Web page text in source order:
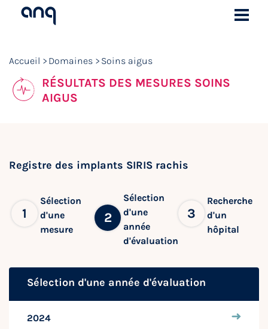
Accueil Domaines Soins aigus
RÉSULTATS DES MESURES SOINS
AIGUS
Registre des implants SIRIS rachis
1
Sélection
d'une
mesure
2
Sélection
d'une
année
d'évaluation
3
Recherche
d'un
hôpital
Sélection d'une année d'évaluation
2024